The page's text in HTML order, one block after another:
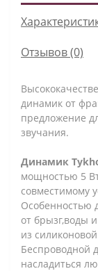
Отзывов (0)
динамик от
предложение
звучания.
Динамик
мощностью 5
совместимому
Особенностью
от брызг,воды
из
Беспроводной
насладиться